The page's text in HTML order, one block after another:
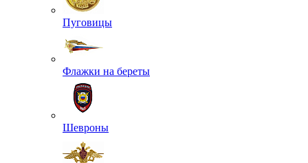
Пуговицы
Флажки на береты
Шевроны